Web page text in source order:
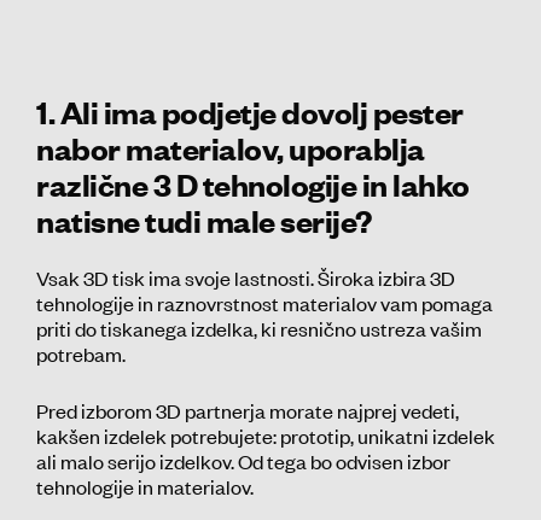
1. Ali ima podjetje dovolj pester
nabor materialov, uporablja
različne 3 D tehnologije in lahko
natisne tudi male serije?
Vsak 3D tisk ima svoje lastnosti. Široka izbira 3D
tehnologije in raznovrstnost materialov vam pomaga
priti do tiskanega izdelka, ki resnično ustreza vašim
potrebam.
Pred izborom 3D partnerja morate najprej vedeti,
kakšen izdelek potrebujete: prototip, unikatni izdelek
ali malo serijo izdelkov. Od tega bo odvisen izbor
tehnologije in materialov.